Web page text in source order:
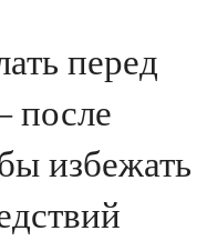
перед
после
избежать